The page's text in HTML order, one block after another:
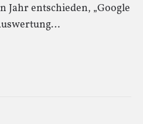
Jahr entschieden, „Google